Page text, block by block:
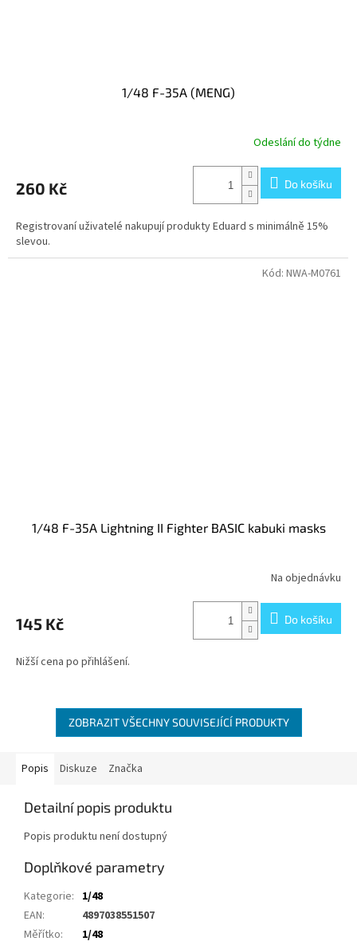
1/48 F-35A (MENG)
Odeslání do týdne
260 Kč Do košíku
Registrovaní uživatelé nakupují produkty Eduard s minimálně 15%
slevou.
1/48 F-35A Lightning II Fighter BASIC kabuki masks
Na objednávku
145 Kč Do košíku
Nižší cena po přihlášení.
Kód: NWA-M0761
ZOBRAZIT VŠECHNY SOUVISEJÍCÍ PRODUKTY
Popis Diskuze Značka
Detailní popis produktu
Popis produktu není dostupný
Doplňkové parametry
Kategorie: 1/48
EAN:
4897038551507
Měřítko:
1/48